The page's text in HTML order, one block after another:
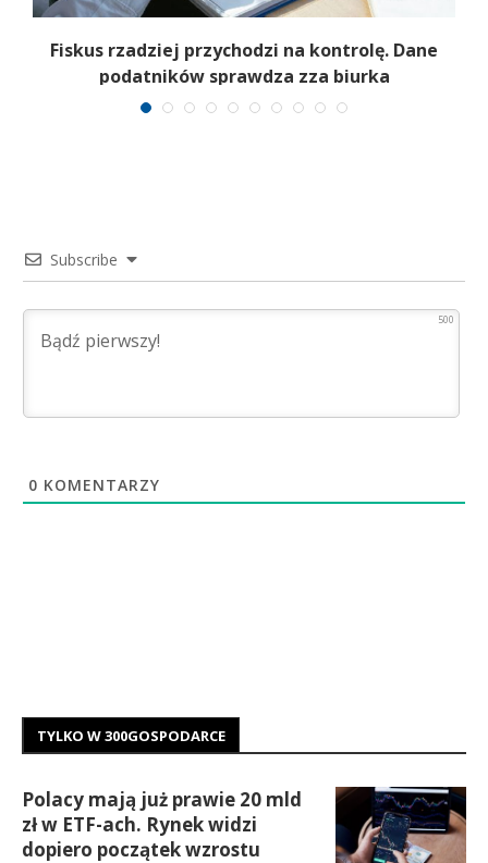
Fiskus rzadziej przychodzi na kontrolę. Dane
podatników sprawdza zza biurka
Subscribe
500
0 KOMENTARZY
TYLKO W 300GOSPODARCE
Polacy mają już prawie 20 mld
zł w ETF-ach. Rynek widzi
dopiero początek wzrostu